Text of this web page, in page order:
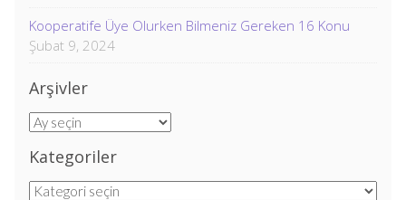
Kooperatife Üye Olurken Bilmeniz Gereken 16 Konu
Şubat 9, 2024
Arşivler
Arşivler
Kategoriler
Kategoriler